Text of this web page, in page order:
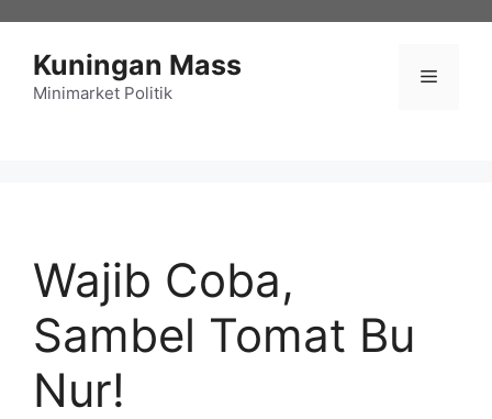
Kuningan Mass
Minimarket Politik
Menu
Wajib Coba,
Sambel Tomat Bu
Nur!